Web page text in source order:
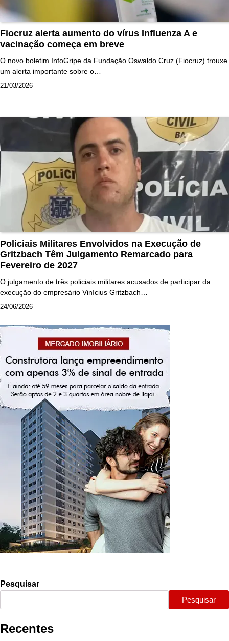
Fiocruz alerta aumento do vírus Influenza A e
vacinação começa em breve
O novo boletim InfoGripe da Fundação Oswaldo Cruz (Fiocruz) trouxe
um alerta importante sobre o…
21/03/2026
Policiais Militares Envolvidos na Execução de
Gritzbach Têm Julgamento Remarcado para
Fevereiro de 2027
O julgamento de três policiais militares acusados de participar da
execução do empresário Vinícius Gritzbach…
24/06/2026
Pesquisar
Pesquisar
Recentes